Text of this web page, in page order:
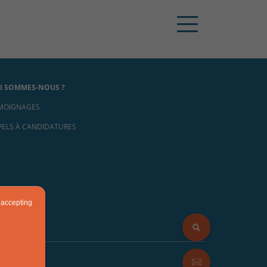
SOMMES-NOUS ?
À CANDIDATURES